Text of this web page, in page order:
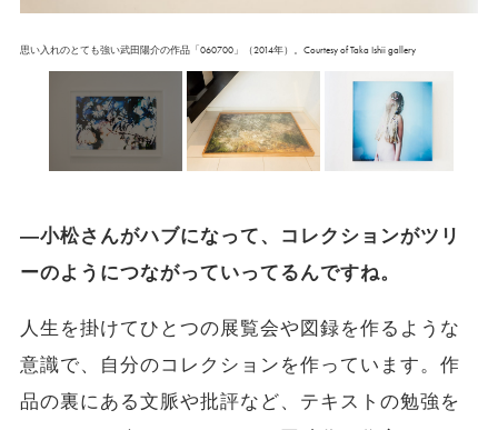
思い入れのとても強い武田陽介の作品「060700」（2014年）。Courtesy of Taka Ishii gallery
―小松さんがハブになって、コレクションがツリ
ーのようにつながっていってるんですね。
人生を掛けてひとつの展覧会や図録を作るような
意識で、自分のコレクションを作っています。作
品の裏にある文脈や批評など、テキストの勉強を